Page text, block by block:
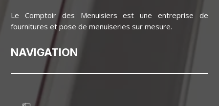
Le Comptoir des Menuisiers est une entreprise de
fournitures et pose de menuiseries sur mesure.
NAVIGATION